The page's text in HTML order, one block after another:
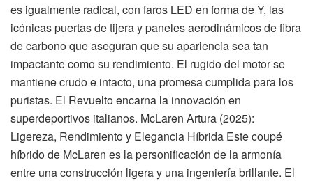
es igualmente radical, con faros LED en forma de Y, las
icónicas puertas de tijera y paneles aerodinámicos de fibra
de carbono que aseguran que su apariencia sea tan
impactante como su rendimiento. El rugido del motor se
mantiene crudo e intacto, una promesa cumplida para los
puristas. El Revuelto encarna la innovación en
superdeportivos italianos. McLaren Artura (2025):
Ligereza, Rendimiento y Elegancia Híbrida Este coupé
híbrido de McLaren es la personificación de la armonía
entre una construcción ligera y una ingeniería brillante. El